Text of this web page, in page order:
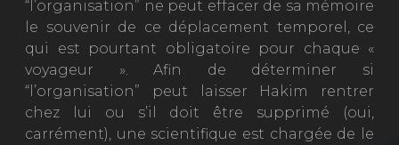
“l’organisation” ne peut effacer de sa mémoire
le souvenir de ce déplacement temporel, ce
qui est pourtant obligatoire pour chaque «
voyageur ». Afin de déterminer si
“l’organisation” peut laisser Hakim rentrer
chez lui ou s’il doit être supprimé (oui,
carrément), une scientifique est chargée de le